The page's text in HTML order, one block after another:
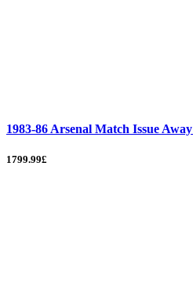
1983-86 Arsenal Match Issue
1799.99£